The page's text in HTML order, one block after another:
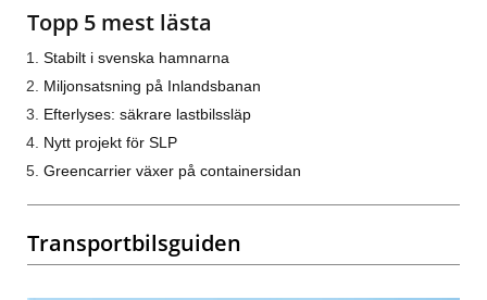
Topp 5 mest lästa
Stabilt i svenska hamnarna
Miljonsatsning på Inlandsbanan
Efterlyses: säkrare lastbilssläp
Nytt projekt för SLP
Greencarrier växer på containersidan
Transportbilsguiden